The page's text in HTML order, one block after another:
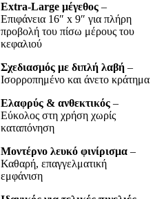
Extra-Large μέγεθος –
Επιφάνεια 16″ x 9″ για πλήρη
προβολή του πίσω μέρους του
κεφαλιού
Σχεδιασμός με διπλή λαβή –
Ισορροπημένο και άνετο κράτημα
Ελαφρύς & ανθεκτικός –
Εύκολος στη χρήση χωρίς
καταπόνηση
Μοντέρνο λευκό φινίρισμα –
Καθαρή, επαγγελματική
εμφάνιση